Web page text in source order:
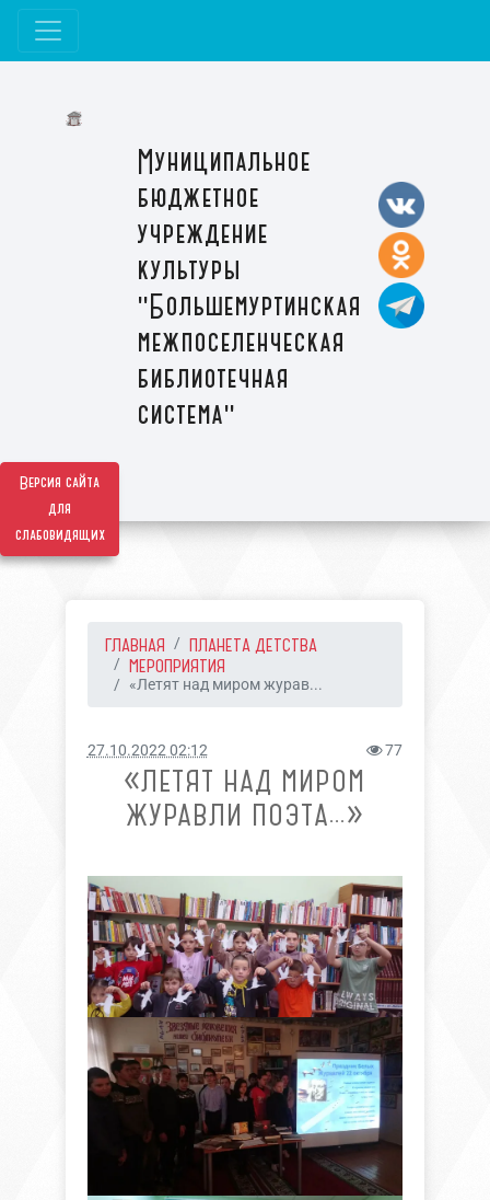
Версия сайта
для
слабовидящих
Муниципальное
бюджетное
учреждение
культуры
"Большемуртинская
межпоселенческая
библиотечная
система"
ГЛАВНАЯ
ПЛАНЕТА ДЕТСТВА
МЕРОПРИЯТИЯ
«Летят над миром журав...
27.10.2022 02:12 77
«ЛЕТЯТ НАД МИРОМ
ЖУРАВЛИ ПОЭТА…»